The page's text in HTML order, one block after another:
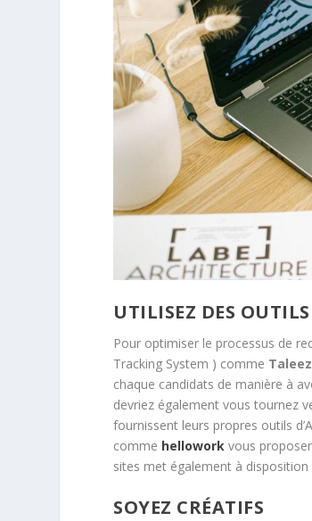
UTILISEZ DES
Pour optimiser le processus de
Tracking System ) comme Taleez
chaque candidats de manière à
devriez également vous tournez
fournissent leurs propres outils
comme hellowork vous
sites met également à disposition
SOYEZ CRÉATIFS